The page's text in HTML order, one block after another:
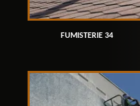
FUMISTERIE 34